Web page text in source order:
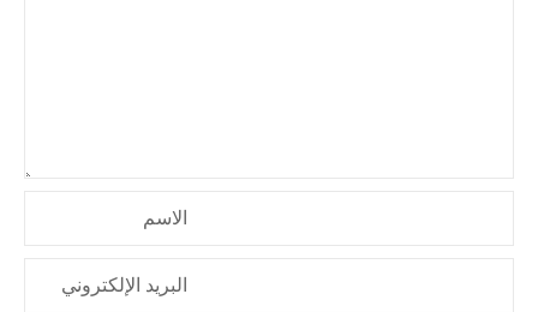
الاسم
البريد الإلكتروني